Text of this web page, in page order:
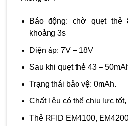
Báo động: chờ quẹt thẻ
khoảng 3s
Điện áp: 7V – 18V
Sau khi quẹt thẻ 43 –
Trạng thái bảo vệ: 0mAh.
Chất liệu có thể chịu lực
Thẻ RFID EM4100,